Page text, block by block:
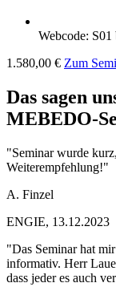
Webcode: S01
1.580,00 € Zum
Das sagen
MEBEDO-
"Seminar wurde
Weiterempfehlung!"
A. Finzel
ENGIE, 13.12.2023
"Das Seminar hat
informativ. Herr
dass jeder es auch